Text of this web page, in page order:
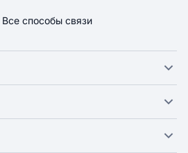
Все способы связи